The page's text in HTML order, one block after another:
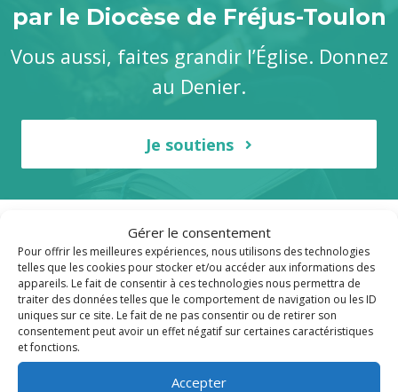
Gérer le consentement
Pour offrir les meilleures expériences, nous utilisons des technologies
telles que les cookies pour stocker et/ou accéder aux informations des
appareils. Le fait de consentir à ces technologies nous permettra de
traiter des données telles que le comportement de navigation ou les ID
uniques sur ce site. Le fait de ne pas consentir ou de retirer son
consentement peut avoir un effet négatif sur certaines caractéristiques
et fonctions.
Accepter
par le Diocèse de Fréjus-Toulon
Vous aussi, faites grandir l’Église. Donnez
au Denier.
Je soutiens
Publications récentes